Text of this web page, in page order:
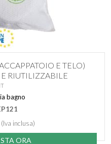
RIUTILIZZABILE
bagno
(Iva inclusa)
ORA